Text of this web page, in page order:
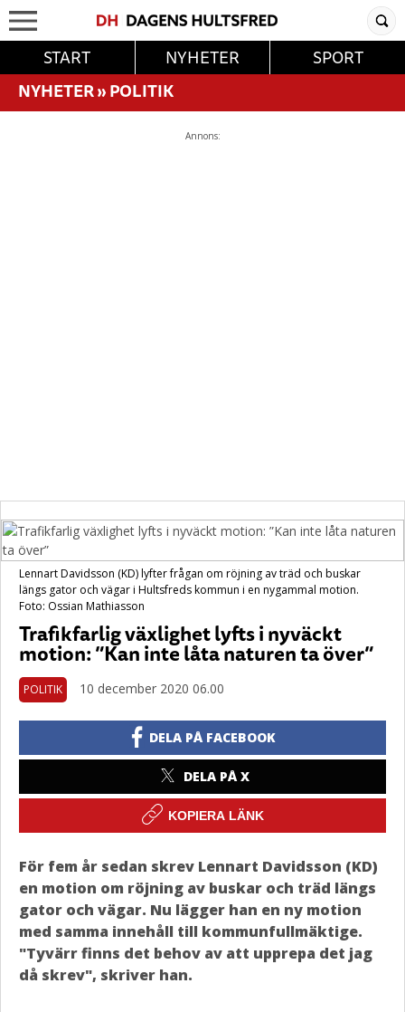
START NYHETER
SPORT
NYHETER»POLITIK
Annons:
Lennart Davidsson (KD) lyfter frågan om röjning av träd och buskar
längs gator och vägar i Hultsfreds kommun i en nygammal motion.
Foto: Ossian Mathiasson
Trafikfarlig växlighet lyfts i nyväckt
motion: ”Kan inte låta naturen ta över”
POLITIK 10 december 2020 06.00
DELA PÅ FACEBOOK
DELA PÅ X
KOPIERA LÄNK
För fem år sedan skrev Lennart Davidsson (KD)
en motion om röjning av buskar och träd längs
gator och vägar. Nu lägger han en ny motion
med samma innehåll till kommunfullmäktige.
"Tyvärr finns det behov av att upprepa det jag
då skrev", skriver han.